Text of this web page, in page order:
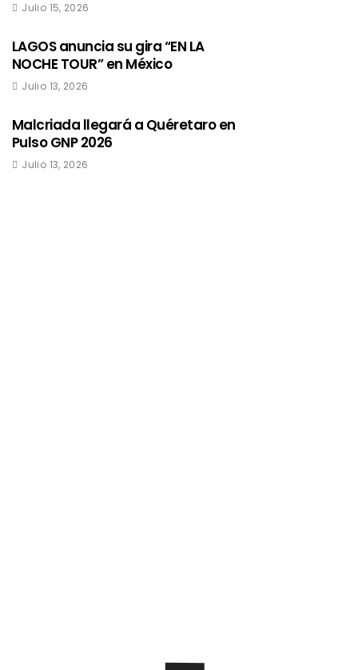
Julio 15, 2026
LAGOS anuncia su gira “EN LA
NOCHE TOUR” en México
Julio 13, 2026
Malcriada llegará a Quéretaro en
Pulso GNP 2026
Julio 13, 2026